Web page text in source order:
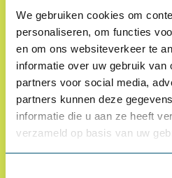
We gebruiken cookies om
personaliseren, om functies
en om ons websiteverkeer te
informatie over uw gebruik van
partners voor social media,
partners kunnen deze
informatie die u aan ze heeft
verzameld op basis van uw
Proefplaatsing
Betalen
Retourneren
Inloggen
OCI-koppeling
Veelgestelde vragen